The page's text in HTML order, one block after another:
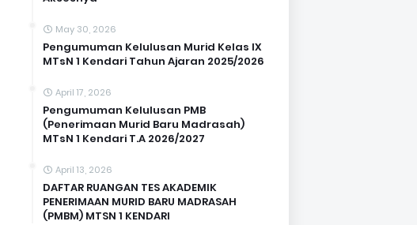
May 30, 2026
Pengumuman Kelulusan Murid Kelas IX
MTsN 1 Kendari Tahun Ajaran 2025/2026
April 17, 2026
Pengumuman Kelulusan PMB
(Penerimaan Murid Baru Madrasah)
MTsN 1 Kendari T.A 2026/2027
April 13, 2026
DAFTAR RUANGAN TES AKADEMIK
PENERIMAAN MURID BARU MADRASAH
(PMBM) MTSN 1 KENDARI